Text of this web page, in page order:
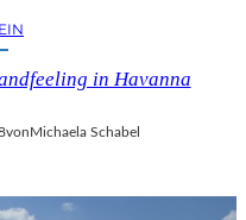
in Havanna
vonMichaela Schabel